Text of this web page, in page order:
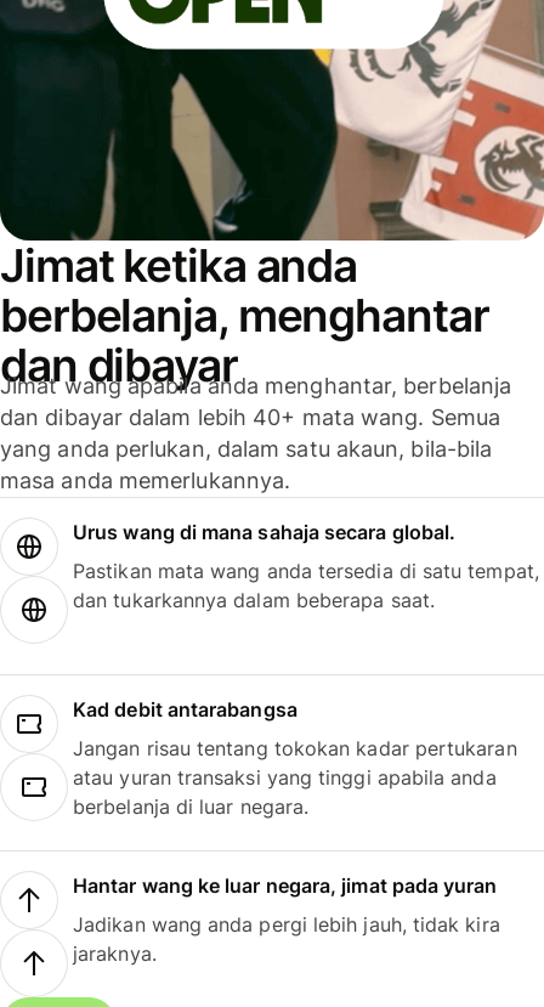
Jimat ketika anda
berbelanja, menghantar
dan dibayar
Jimat wang apabila anda menghantar, berbelanja
dan dibayar dalam lebih 40+ mata wang. Semua
yang anda perlukan, dalam satu akaun, bila-bila
masa anda memerlukannya.
Urus wang di mana sahaja secara global.
Pastikan mata wang anda tersedia di satu tempat,
dan tukarkannya dalam beberapa saat.
Kad debit antarabangsa
Jangan risau tentang tokokan kadar pertukaran
atau yuran transaksi yang tinggi apabila anda
berbelanja di luar negara.
Hantar wang ke luar negara, jimat pada yuran
Jadikan wang anda pergi lebih jauh, tidak kira
jaraknya.